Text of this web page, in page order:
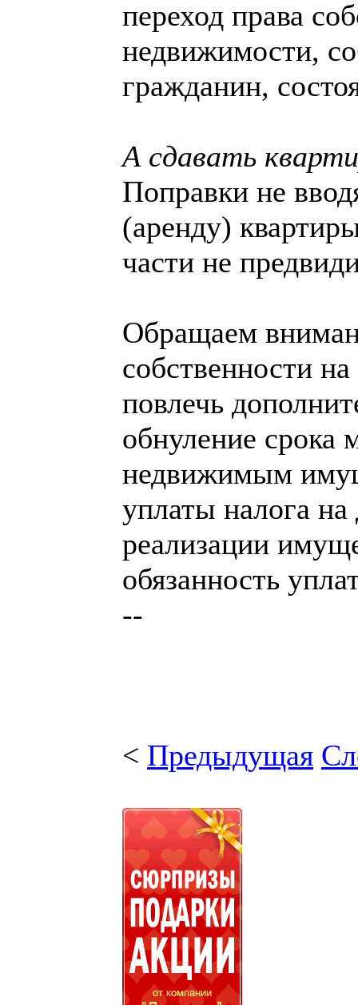
переход права
недвижимости,
гражданин,
А сдавать
Поправки не
(аренду)
части не
Обращаем
собственности
повлечь
обнуление срока
недвижимым
уплаты налога
реализации
обязанность
--
< Предыдущая